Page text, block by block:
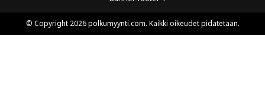
© Copyright 2026 polkumyynti.com. Kaikki oikeudet pidätetään.